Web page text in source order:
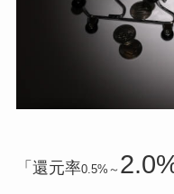
「還元率0.5%～